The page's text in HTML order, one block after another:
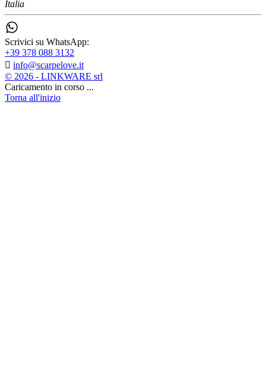
Italia
Scrivici su WhatsApp:
+39 378 088 3132
 info@scarpelove.it
© 2026 - LINKWARE srl
Caricamento in corso ...
Torna all'inizio